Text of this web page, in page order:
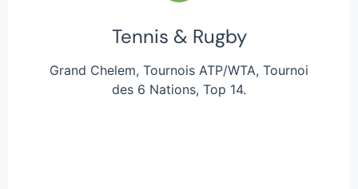
Tennis & Rugby
Grand Chelem, Tournois ATP/WTA, Tournoi
des 6 Nations, Top 14.